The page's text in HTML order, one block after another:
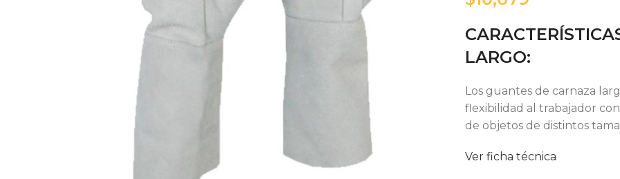
LARGO:
Los guantes de carnaza
flexibilidad al trabajador
de objetos de distintos
Ver ficha técnica